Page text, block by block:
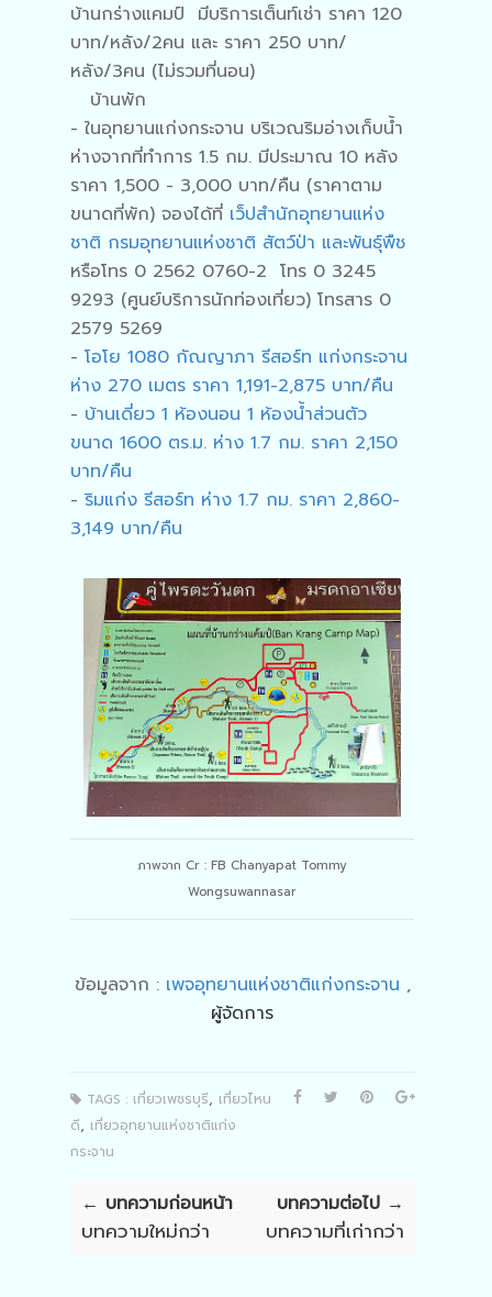
บ้านกร่างแคมป์ มีบริการเต็นท์เช่า ราคา 120
บาท/หลัง/2คน และ ราคา 250 บาท/
หลัง/3คน (ไม่รวมที่นอน)
บ้านพัก
- ในอุทยานแก่งกระจาน บริเวณริมอ่างเก็บน้ำ
ห่างจากที่ทำการ 1.5 กม. มีประมาณ 10 หลัง
ราคา 1,500 - 3,000 บาท/คืน (ราคาตาม
ขนาดที่พัก) จองได้ที่ เว็ปสำนักอุทยานแห่ง
ชาติ กรมอุทยานแห่งชาติ สัตว์ป่า และพันธุ์พืช
หรือโทร 0 2562 0760-2 โทร 0 3245
9293 (ศูนย์บริการนักท่องเที่ยว) โทรสาร 0
2579 5269
- โอโย 1080 กัณญาภา รีสอร์ท แก่งกระจาน
ห่าง 270 เมตร ราคา 1,191-2,875 บาท/คืน
- บ้านเดี่ยว 1 ห้องนอน 1 ห้องน้ำส่วนตัว
ขนาด 1600 ตร.ม. ห่าง 1.7 กม. ราคา 2,150
บาท/คืน
- ริมแก่ง รีสอร์ท ห่าง 1.7 กม. ราคา 2,860-
3,149 บาท/คืน
ภาพจาก Cr : FB Chanyapat Tommy
Wongsuwannasar
ข้อมูลจาก : เพจอุทยานแห่งชาติแก่งกระจาน ,
ผู้จัดการ
TAGS : เที่ยวเพชรบุรี, เที่ยวไหน
ดี, เที่ยวอุทยานแห่งชาติแก่ง
กระจาน
← บทความก่อนหน้า
บทความใหม่กว่า
บทความต่อไป →
บทความที่เก่ากว่า